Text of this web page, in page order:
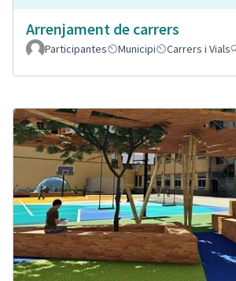
Arrenjament de carrers
Participantes
Municipi Carrers i Vials